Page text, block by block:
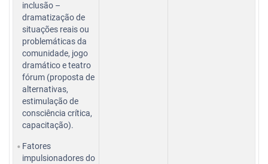
inclusão –
dramatização de
situações reais ou
problemáticas da
comunidade, jogo
dramático e teatro
fórum (proposta de
alternativas,
estimulação de
consciência crítica,
capacitação).
Fatores
impulsionadores do